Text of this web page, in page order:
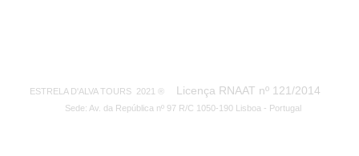
ESTRELA D'ALVA TOURS 2021 ® Licença RNAAT nº 121/2014
Sede: Av. da República nº 97 R/C 1050-190 Lisboa - Portugal